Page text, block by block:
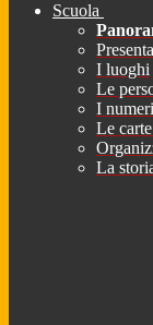
Scuola
I luoghi
Le
I
Le
La